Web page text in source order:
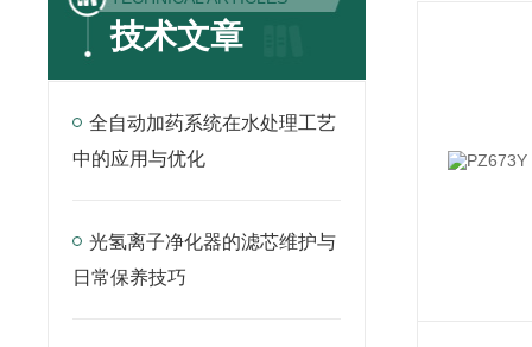
技术文章
全自动加药系统在水处理工艺
中的应用与优化
光氢离子净化器的滤芯维护与
日常保养技巧